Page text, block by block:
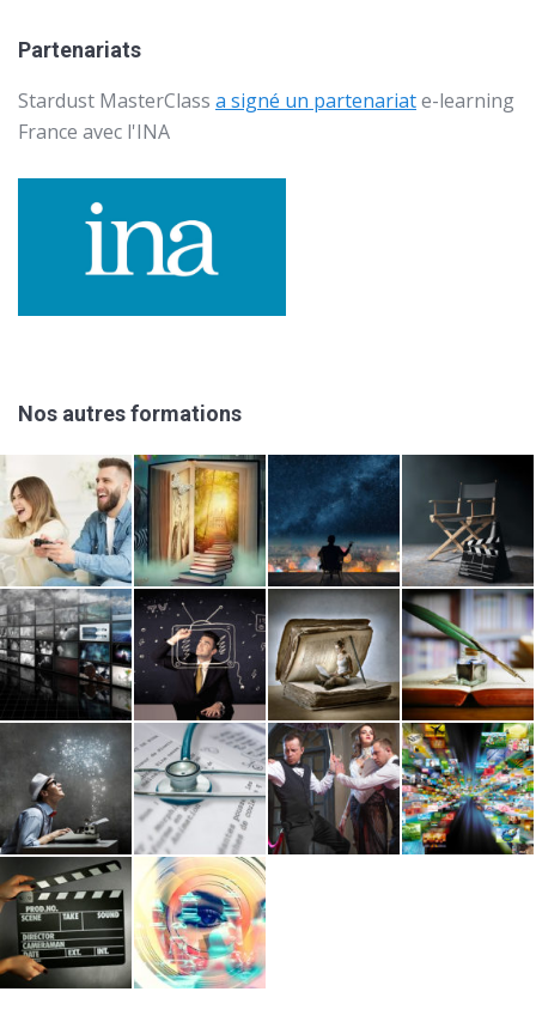
Partenariats
Stardust MasterClass a signé un partenariate-learning
France avec l'INA
Nos autres formations